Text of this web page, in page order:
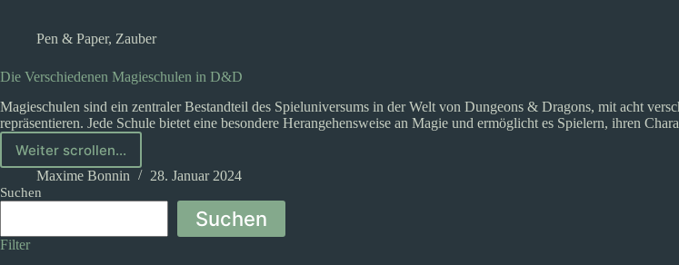
Pen & Paper, Zauber
Die Verschiedenen Magieschulen in D&D
Magieschulen sind ein zentraler Bestandteil des Spieluniversums in der Welt von Dungeons & Dragons, mit acht
repräsentieren. Jede Schule bietet eine besondere Herangehensweise an Magie und ermöglicht es Spielern, ihren
Weiter scrollen...
Die
Verschiedenen
Maxime Bonnin 28. Januar 2024
Suchen
Suchen
Filter